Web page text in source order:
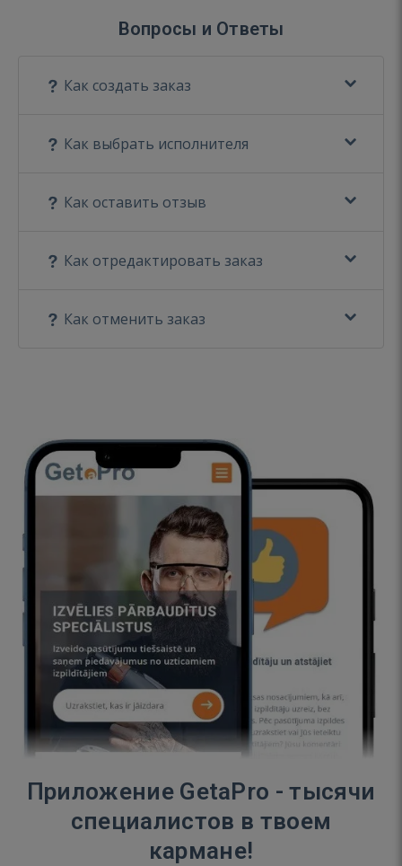
Вопросы и Ответы
Как создать заказ
Как выбрать исполнителя
Как оставить отзыв
Как отредактировать заказ
Как отменить заказ
Приложение GetaPro - тысячи
специалистов в твоем
кармане!